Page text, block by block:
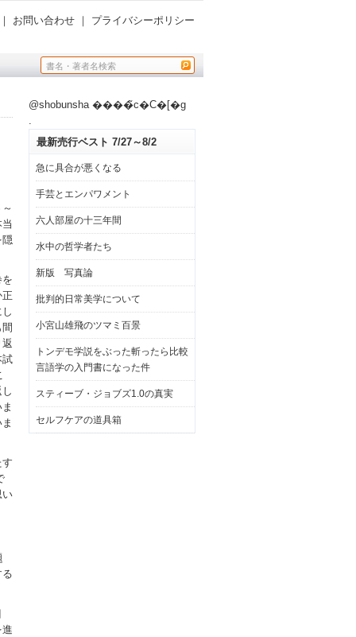
｜ お問い合わせ ｜ プライバシーポリシー
隠
試
い
@shobunsha ����̃c�C�[�g
.
最新売行ベスト 7/27～8/2
急に具合が悪くなる
手芸とエンパワメント
六人部屋の十三年間
水中の哲学者たち
新版 写真論
批判的日常美学について
小宮山雄飛のツマミ百景
トンデモ学説をぶった斬ったら比較
言語学の入門書になった件
スティーブ・ジョブズ1.0の真実
セルフケアの道具箱